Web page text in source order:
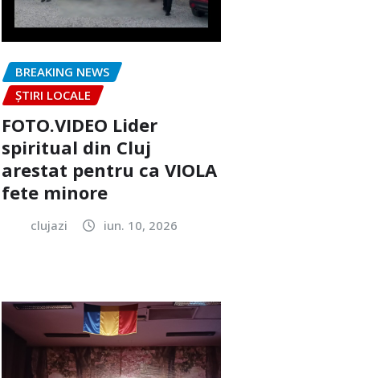
BREAKING NEWS
ȘTIRI LOCALE
FOTO.VIDEO Lider
spiritual din Cluj
arestat pentru ca VIOLA
fete minore
clujazi iun. 10, 2026